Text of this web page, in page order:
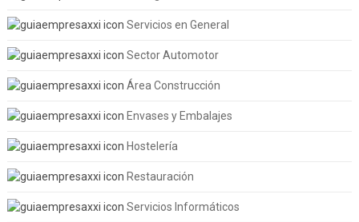
Servicios en General
Sector Automotor
Área Construcción
Envases y Embalajes
Hostelería
Restauración
Servicios Informáticos